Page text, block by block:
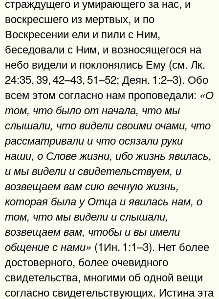
воскресшего из мертвых, и по
Воскресении ели и пили с Ним,
беседовали с Ним, и возносящегося на
небо видели и поклонялись Ему (см. Лк.
24:35, 39, 42–43, 51–52; Деян. 1:2–3). Обо
всем этом согласно нам проповедали: «О
том, что было от начала, что мы
слышали, что видели своими очами, что
рассматривали и что осязали руки
наши, о Слове жизни, ибо жизнь явилась,
и мы видели и свидетельствуем, и
возвещаем вам сию вечную жизнь,
которая была у Отца и явилась нам, о
том, что мы видели и слышали,
возвещаем вам, чтобы и вы имели
общение с нами» (1Ин. 1:1–3). Нет более
достоверного, более очевидного
свидетельства, многими об одной вещи
согласно свидетельствующих. Истина эта